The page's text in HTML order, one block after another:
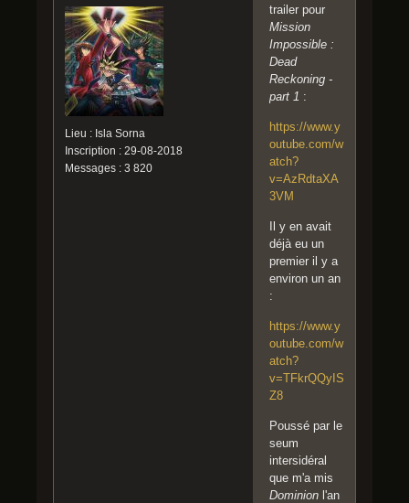
Lieu : Isla Sorna
Inscription : 29-08-2018
Messages : 3 820
trailer pour
Mission
Impossible :
Dead
Reckoning -
part 1 :
https://www.y
outube.com/w
atch?
v=AzRdtaXA
3VM
Il y en avait
déjà eu un
premier il y a
environ un an
:
https://www.y
outube.com/w
atch?
v=TFkrQQyIS
Z8
Poussé par le
seum
intersidéral
que m'a mis
Dominion l'an